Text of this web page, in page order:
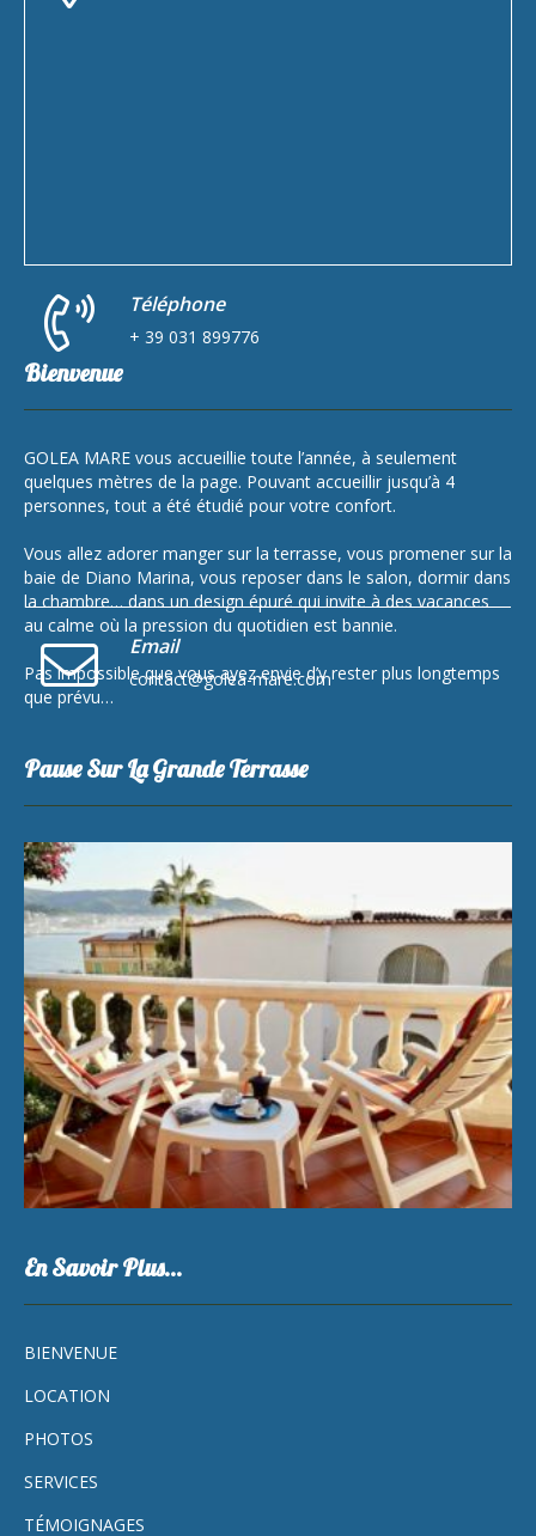
Téléphone
+ 39 031 899776
Email
contact@golea-mare.com
Bienvenue
GOLEA MARE vous accueillie toute l’année, à seulement
quelques mètres de la page. Pouvant accueillir jusqu’à 4
personnes, tout a été étudié pour votre confort.
Vous allez adorer manger sur la terrasse, vous promener sur la
baie de Diano Marina, vous reposer dans le salon, dormir dans
la chambre… dans un design épuré qui invite à des vacances
au calme où la pression du quotidien est bannie.
Pas impossible que vous ayez envie d’y rester plus longtemps
que prévu…
Pause Sur La Grande Terrasse
En Savoir Plus…
BIENVENUE
LOCATION
PHOTOS
SERVICES
TÉMOIGNAGES